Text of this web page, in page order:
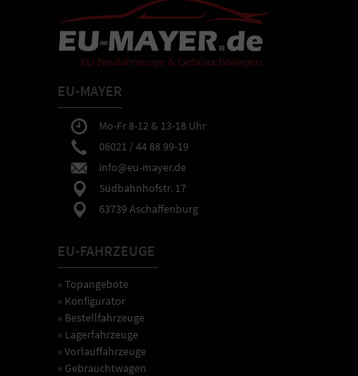
EU-MAYER
Mo-Fr 8-12 & 13-18 Uhr
06021 / 44 88 99-19
info@eu-mayer.de
Südbahnhofstr. 17
63739 Aschaffenburg
EU-FAHRZEUGE
» Topangebote
» Konfigurator
» Bestellfahrzeuge
» Lagerfahrzeuge
» Vorlauffahrzeuge
» Gebrauchtwagen